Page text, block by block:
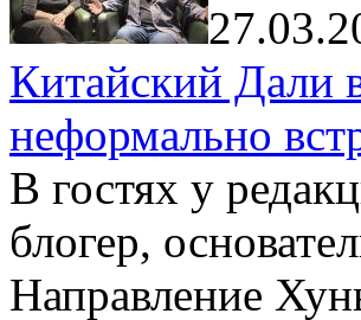
Китайский Дали
неформально
В гостях у
блогер,
Направление